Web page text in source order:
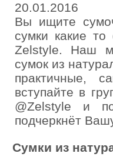
20.01.2016
Вы ищите
сумки какие
Zelstyle. Наш
сумок из
практичные,
вступайте в
@Zelstyle и
подчеркнёт
Сумки из